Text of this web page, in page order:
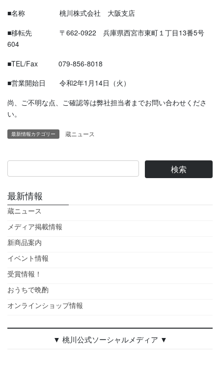
■名称 桃川株式会社 大阪支店
■移転先 〒662-0922 兵庫県西宮市東町１丁目13番5号
604
■TEL/Fax 079-856-8018
■営業開始日 令和2年1月14日（火）
尚、ご不明な点、ご確認等は弊社担当者までお問い合わせくださ
い。
最新情報カテゴリー 蔵ニュース
最新情報
蔵ニュース
メディア掲載情報
新商品案内
イベント情報
受賞情報！
おうちで晩酌
オンラインショップ情報
▼ 桃川公式ソーシャルメディア ▼